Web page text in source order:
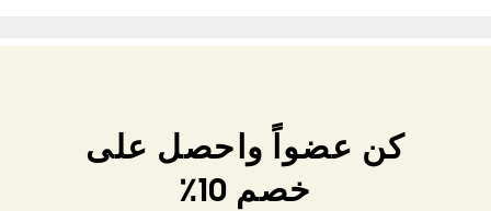
كن عضواً واحصل على
خصم 10٪